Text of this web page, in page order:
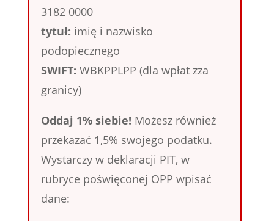
3182 0000
tytuł: imię i nazwisko
podopiecznego
SWIFT: WBKPPLPP (dla wpłat zza
granicy)
Oddaj 1% siebie! Możesz również
przekazać 1,5% swojego podatku.
Wystarczy w deklaracji PIT, w
rubryce poświęconej OPP wpisać
dane: